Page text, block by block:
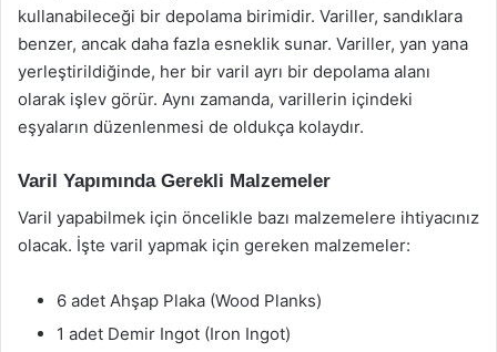
kullanabileceği bir depolama birimidir. Variller, sandıklara
benzer, ancak daha fazla esneklik sunar. Variller, yan yana
yerleştirildiğinde, her bir varil ayrı bir depolama alanı
olarak işlev görür. Aynı zamanda, varillerin içindeki
eşyaların düzenlenmesi de oldukça kolaydır.
Varil Yapımında Gerekli Malzemeler
Varil yapabilmek için öncelikle bazı malzemelere ihtiyacınız
olacak. İşte varil yapmak için gereken malzemeler:
6 adet Ahşap Plaka (Wood Planks)
1 adet Demir Ingot (Iron Ingot)